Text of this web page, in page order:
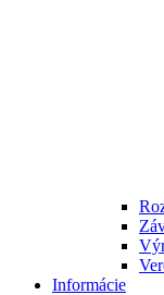
Informácie